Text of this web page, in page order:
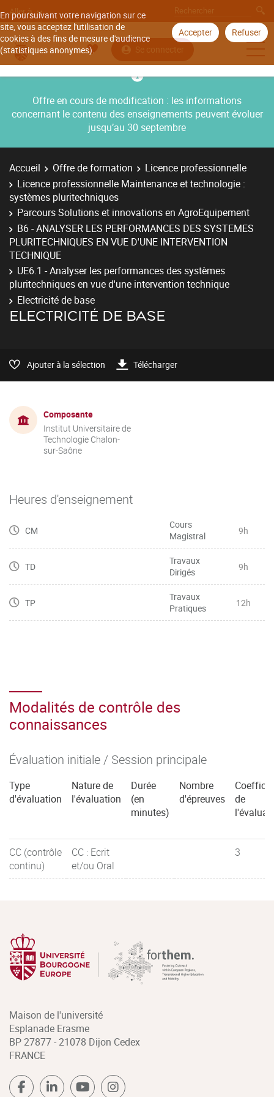
En poursuivant votre navigation sur ce
site, vous acceptez l'utilisation de
cookies à des fins de mesure d'audience
(statistiques anonymes).
Accepter Refuser
Aller à
Se connecter
Offre en cours de modification : les informations
concernant le contenu des enseignements peuvent évoluer
jusqu’au 30 septembre
Accueil Offre de formation
Licence professionnelle
Licence professionnelle Maintenance et technologie :
systèmes pluritechniques
Parcours Solutions et innovations en AgroEquipement
B6 - ANALYSER LES PERFORMANCES DES SYSTEMES
PLURITECHNIQUES EN VUE D'UNE INTERVENTION
TECHNIQUE
UE6.1 - Analyser les performances des systèmes
pluritechniques en vue d'une intervention technique
Electricité de base
ELECTRICITÉ DE BASE
Ajouter à la sélection Télécharger
Composante
Institut Universitaire de
Technologie Chalon-
sur-Saône
Heures d'enseignement
CM
Cours
Magistral
9h
TD
Travaux
Dirigés
9h
TP
Travaux
Pratiques
12h
Modalités de contrôle des
connaissances
Évaluation initiale / Session principale
Type
d'évaluation
Nature de
l'évaluation
Durée
(en
minutes)
Nombre
d'épreuves
de
CC (contrôle
continu)
CC : Ecrit
et/ou Oral
3
Maison de l'université
Esplanade Erasme
BP 27877 - 21078 Dijon Cedex
FRANCE